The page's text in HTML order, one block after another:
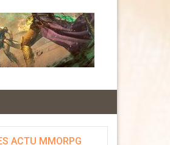
ACTU MMORPG